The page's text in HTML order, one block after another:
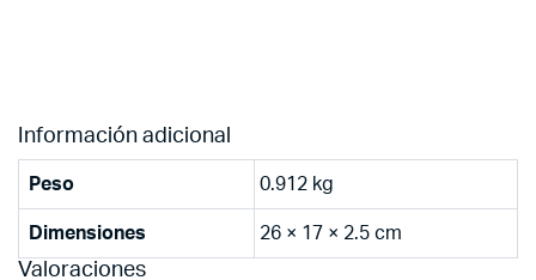
Información adicional
Peso 0.912 kg
Dimensiones 26 × 17 × 2.5 cm
Valoraciones